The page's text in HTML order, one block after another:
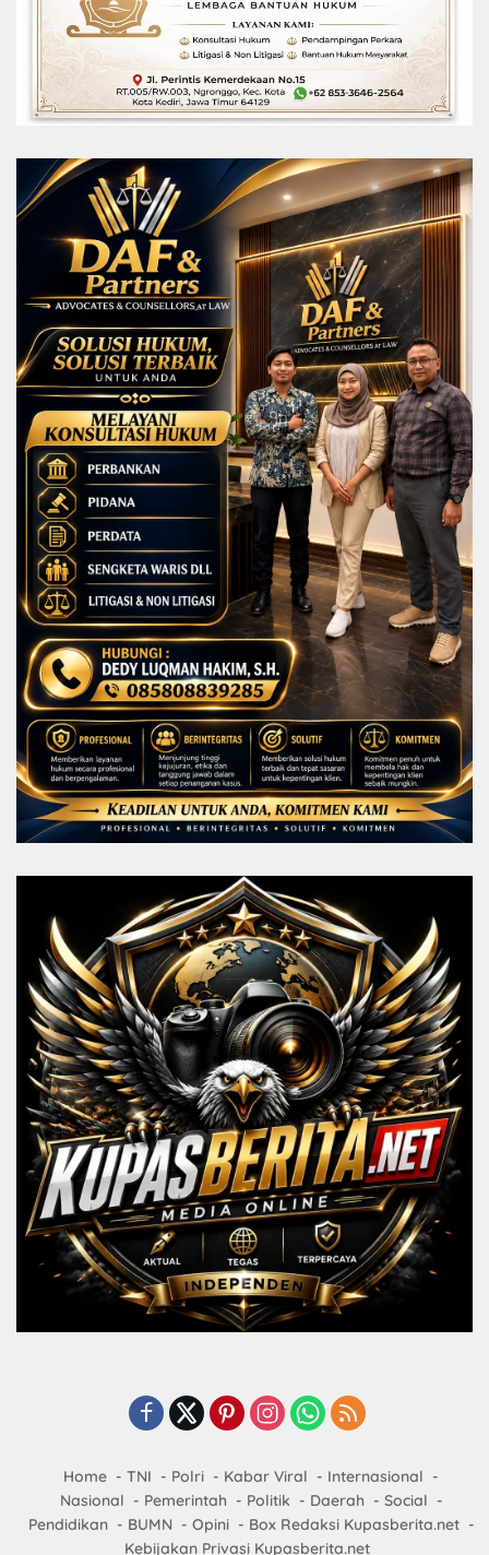
Home TNI Polri Kabar Viral
Internasional
Nasional
Pemerintah Politik Daerah
Social
Pendidikan
BUMN Opini
Box Redaksi Kupasberita.net
Kebijakan Privasi Kupasberita.net